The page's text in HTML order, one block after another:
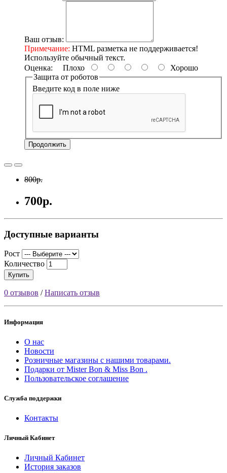
Ваш отзыв:
Примечание: HTML разметка не поддерживается!
Используйте обычный текст.
Оценка: Плохо
Хорошо
Защита от роботов
Введите код в поле ниже
Продолжить
800р.
700р.
Доступные варианты
Рост
Количество
Купить
0 отзывов /Написать отзыв
Информация
О нас
Новости
Розничные магазины с нашими товарами.
Подарки от Mister Bon & Miss Bon .
Пользовательское соглашение
Служба поддержки
Контакты
Личный Кабинет
Личный Кабинет
История заказов